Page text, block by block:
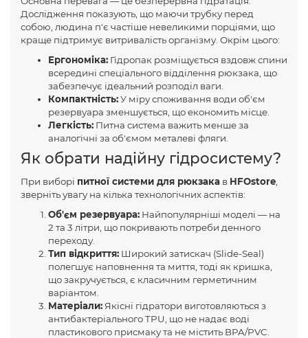
Дослідження показують, що маючи трубку перед
собою, людина п'є частіше невеликими порціями, що
краще підтримує витривалість організму. Окрім цього:
Ергономіка: Гідропак розміщується вздовж спини
всередині спеціального відділення рюкзака, що
забезпечує ідеальний розподіл ваги.
Компактність:У міру споживання води об'єм
резервуара зменшується, що економить місце.
Легкість: Питна система важить менше за
аналогічні за об'ємом металеві фляги.
Як обрати надійну гідросистему?
При виборі питної системи для рюкзака в HFOstore
зверніть увагу на кілька технологічних аспектів:
Об'єм резервуара: Найпопулярніші моделі — на
2 та 3 літри, що покривають потреби денного
переходу.
Тип відкриття: Широкий затискач (Slide-Seal)
полегшує наповнення та миття, тоді як кришка,
що закручується, є класичним герметичним
варіантом.
Матеріали: Якісні гідратори виготовляються з
антибактеріального TPU, що не надає воді
пластикового присмаку та не містить BPA/PVC.